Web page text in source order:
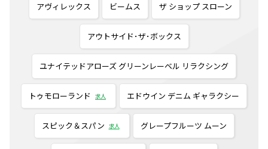
アヴィレックス ビームス ザ ショップ スローン
アウトサイド･ザ･ボックス
ユナイテッドアローズ グリーンレーベル リラクシング
トゥモローランド 求人 エドウイン デニム ギャラクシー
スピック＆スパン 求人 グレープフルーツ ムーン